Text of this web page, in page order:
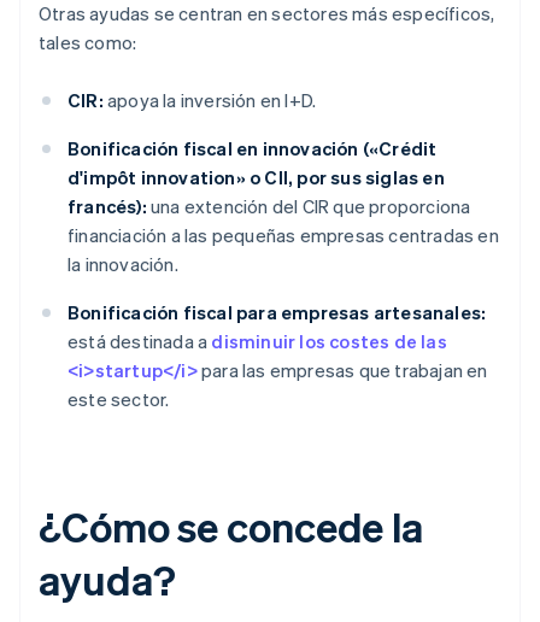
Otras ayudas se centran en sectores más específicos,
tales como:
CIR: apoya la inversión en I+D.
Bonificación fiscal en innovación («Crédit
d'impôt innovation» o CII, por sus siglas en
francés): una extención del CIR que proporciona
financiación a las pequeñas empresas centradas en
la innovación.
Bonificación fiscal para empresas artesanales:
está destinada a disminuir los costes de las
<i>startup</i>para las empresas que trabajan en
este sector.
¿Cómo se concede la
ayuda?